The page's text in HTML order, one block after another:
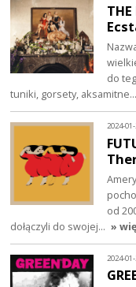
do
tuniki, gorsety, aksamitne…
2024-
od
dołączyli do swojej… »
2024-